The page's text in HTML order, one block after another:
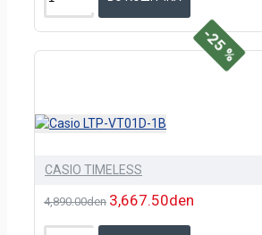
-25 %
CASIO TIMELESS
4,890.00den 3,667.50den